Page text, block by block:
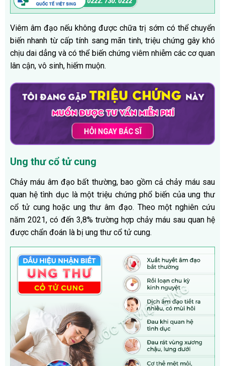
Viêm âm đạo nếu không được chữa trị sớm có thể chuyển
biến nhanh từ cấp tính sang mãn tinh, triệu chứng gây khó
chịu dai dẳng và có thể biến chứng viêm nhiễm các cơ quan
lân cận, vô sinh, hiếm muộn.
Ung thư cổ tử cung
Chảy máu âm đạo bất thường, bao gồm cả chảy máu sau
quan hệ tình dục là một triệu chứng phổ biến của ung thư
cổ tử cung hoặc ung thư âm đạo. Theo một nghiên cứu
năm 2021, có đến 3,8% trường hợp chảy máu sau quan hệ
được chẩn đoán là bị ung thư cổ tử cung.